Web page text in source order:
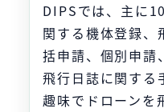
DIPSでは、主に
関する機体登録、
括申請、個別申請
飛行日誌に関する
趣味でドローンを